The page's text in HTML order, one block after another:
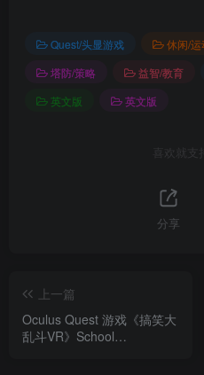
Quest/头显游戏 休闲/运
塔防/策略
益智/教育
英文版
英文版
喜欢就
分享
上一篇
Oculus Quest 游戏《搞笑大
乱斗VR》School